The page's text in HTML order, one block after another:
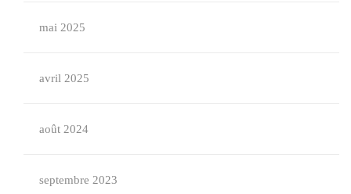
mai 2025
avril 2025
août 2024
septembre 2023